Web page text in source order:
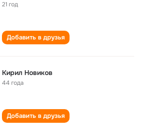
21 год
Добавить в друзья
Кирил Новиков
44 года
Добавить в друзья